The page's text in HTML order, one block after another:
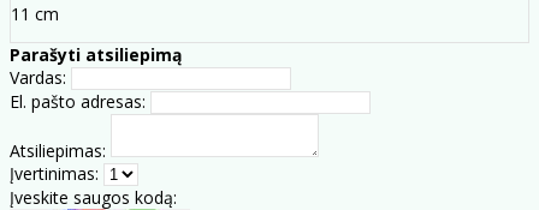
11 cm
Parašyti atsiliepimą
Vardas:
El. pašto adresas:
Atsiliepimas:
Įvertinimas:
Įveskite saugos kodą: